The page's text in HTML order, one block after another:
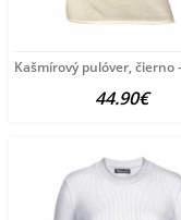
Kašmírový pulóver, čierno
44.90€